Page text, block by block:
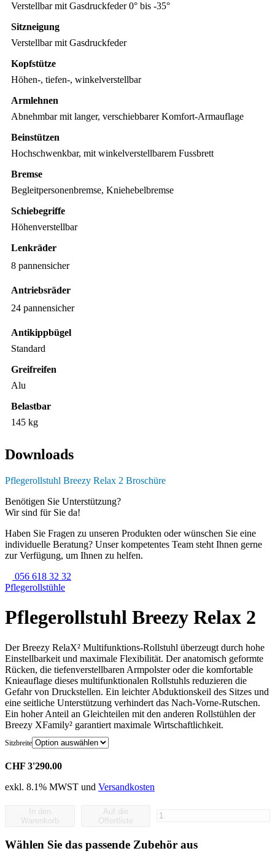
Verstellbar mit Gasdruckfeder 0° bis -35°
Sitzneigung
Verstellbar mit Gasdruckfeder
Kopfstütze
Höhen-, tiefen-, winkelverstellbar
Armlehnen
Abnehmbar mit langer, verschiebbarer Komfort-Armauflage
Beinstützen
Hochschwenkbar, mit winkelverstellbarem Fussbrett
Bremse
Begleitpersonenbremse, Kniehebelbremse
Schiebegriffe
Höhenverstellbar
Lenkräder
8 pannensicher
Antriebsräder
24 pannensicher
Antikippbügel
Standard
Greifreifen
Alu
Belastbar
145 kg
Downloads
Pflegerollstuhl Breezy Relax 2 Broschüre
Benötigen Sie Unterstützung?
Wir sind für Sie da!
Haben Sie Fragen zu unseren Produkten oder wünschen Sie eine
individuelle Beratung? Unser kompetentes Team steht Ihnen gerne
zur Verfügung, um Ihnen zu helfen.
056 618 32 32
Pflege­rollstühle
Pflegerollstuhl Breezy Relax 2
Der Breezy RelaX² Multifunktions-Rollstuhl überzeugt durch hohe
Einstellbarkeit und maximale Flexibilität. Der anatomisch geformte
Rücken, die tiefenverstellbaren Armpolster oder die komfortable
Knieauflage dieses multifunktionalen Rollstuhls reduzieren die
Gefahr von Druckstellen. Ein leichter Abduktionskeil des Sitzes und
eine seitliche Unterstützung verhindert das Nach-Vorne-Rutschen.
Ein hoher Anteil an Gleichteilen mit den anderen Rollstühlen der
Breezy XFamily² garantiert maximale Wirtschaftlichkeit.
Sitzbreite
CHF 3'290.00
exkl. 8.1% MWST und Versandkosten
In den
Warenkorb
Auf die
Offertliste
Pflegerollstuhl
2
Wählen Sie das passende Zubehör aus